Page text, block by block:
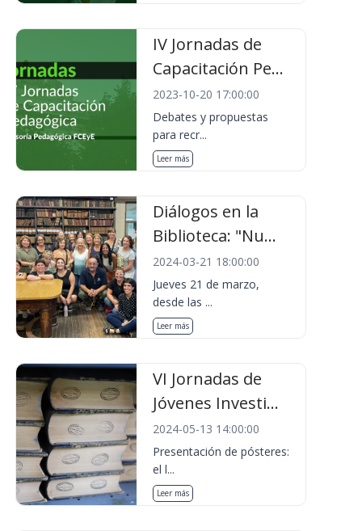
IV Jornadas de
Capacitación Pe...
2023-10-20 17:00:00
Debates y propuestas
para recr...
Leer más
Diálogos en la
Biblioteca: "Nu...
2024-03-21 18:00:00
Jueves 21 de marzo,
desde las ...
Leer más
VI Jornadas de
Jóvenes Investi...
2024-05-13 14:00:00
Presentación de pósteres:
el l...
Leer más